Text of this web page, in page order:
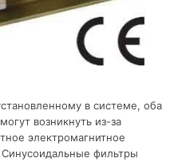
в системе, оба
возникнуть из-за
электромагнитное
фильтры